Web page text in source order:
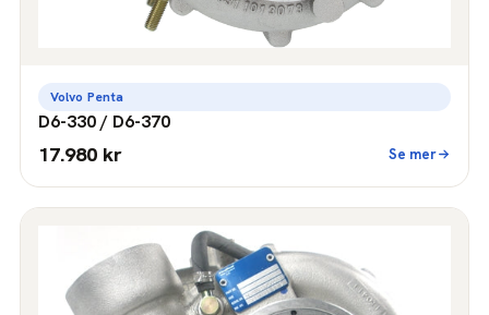
Volvo Penta
D6-330 / D6-370
17.980 kr Se mer